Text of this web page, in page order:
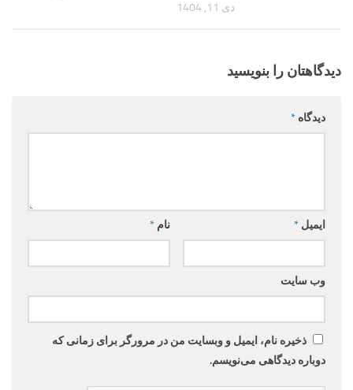
دی 11, 1404
دیدگاهتان را بنویسید
دیدگاه *
نام * ایمیل *
وب‌ سایت
ذخیره نام، ایمیل و وبسایت من در مرورگر برای زمانی که
دوباره دیدگاهی می‌نویسم.